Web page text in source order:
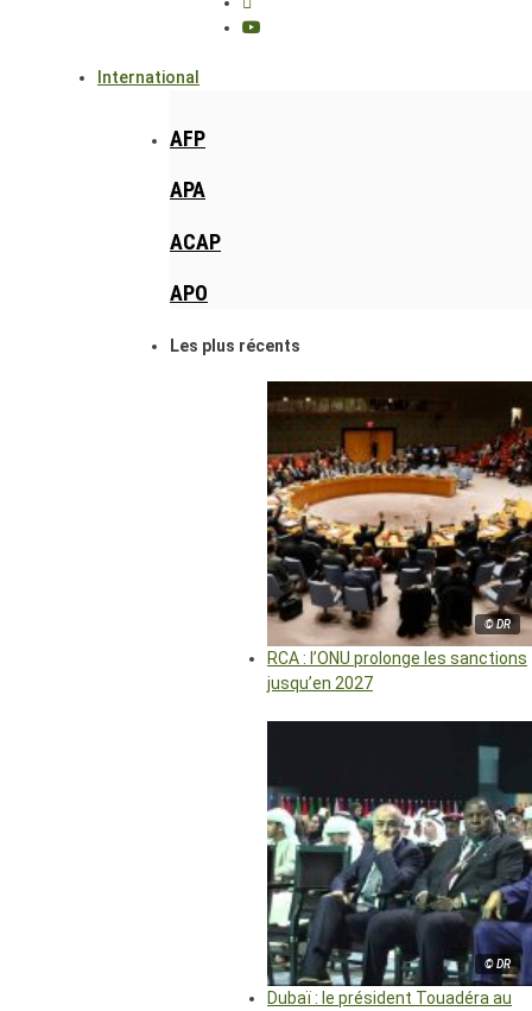
International
AFP
APA
ACAP
APO
Les plus récents
© DR
RCA : l’ONU prolonge les sanctions
jusqu’en 2027
© DR
Dubaï : le président Touadéra au